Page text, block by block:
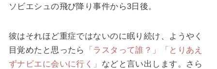
ソビエシュの飛び降り事件から3日後。
彼はそれほど重症ではないのに眠り続け、ようやく
目覚めたと思ったら
「ラスタって誰？」「とりあえ
ずナビエに会いに行く」 などと言い出します。さら